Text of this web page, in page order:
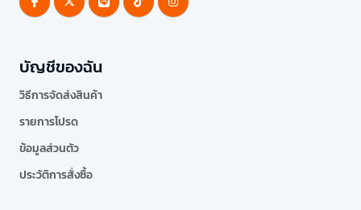
บัญชีของฉัน
วิธีการจัดส่งสินค้า
รายการโปรด
ข้อมูลส่วนตัว
ประวัติการสั่งซื้อ